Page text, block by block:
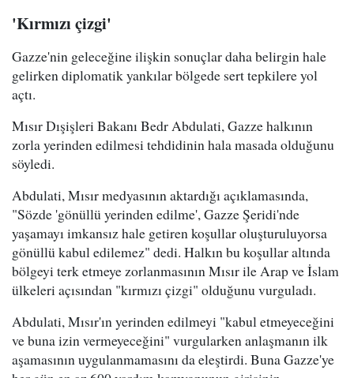
'Kırmızı çizgi'
Gazze'nin geleceğine ilişkin sonuçlar daha belirgin hale
gelirken diplomatik yankılar bölgede sert tepkilere yol
açtı.
Mısır Dışişleri Bakanı Bedr Abdulati, Gazze halkının
zorla yerinden edilmesi tehdidinin hala masada olduğunu
söyledi.
Abdulati, Mısır medyasının aktardığı açıklamasında,
"Sözde 'gönüllü yerinden edilme', Gazze Şeridi'nde
yaşamayı imkansız hale getiren koşullar oluşturuluyorsa
gönüllü kabul edilemez" dedi. Halkın bu koşullar altında
bölgeyi terk etmeye zorlanmasının Mısır ile Arap ve İslam
ülkeleri açısından "kırmızı çizgi" olduğunu vurguladı.
Abdulati, Mısır'ın yerinden edilmeyi "kabul etmeyeceğini
ve buna izin vermeyeceğini" vurgularken anlaşmanın ilk
aşamasının uygulanmamasını da eleştirdi. Buna Gazze'ye